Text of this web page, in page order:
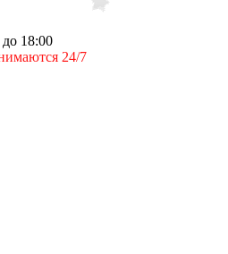
18:00
24/7